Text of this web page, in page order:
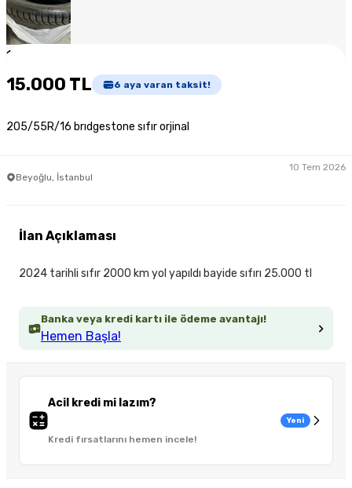
1
15.000 TL 6 aya varan taksit!
205/55R/16 brıdgestone sıfır orjinal
Beyoğlu, İstanbul
10 Tem 2026
Banka veya kredi kartı ile ödeme avantajı!
Hemen Başla!
Acil kredi mi lazım?
Kredi fırsatlarını hemen incele!
Yeni
İlan Açıklaması
2024 tarihli sıfır 2000 km yol yapıldı bayide sıfırı 25.000 tl